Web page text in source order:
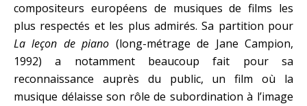
compositeurs européens de musiques de films les
plus respectés et les plus admirés. Sa partition pour
La leçon de piano (long-métrage de Jane Campion,
1992) a notamment beaucoup fait pour sa
reconnaissance auprès du public, un film où la
musique délaisse son rôle de subordination à l’image